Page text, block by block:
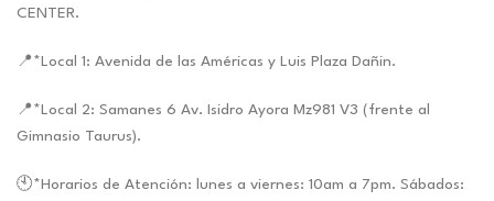
CENTER.
📍*Local 1: Avenida de las Américas y Luis Plaza Dañin.
📍*Local 2: Samanes 6 Av. Isidro Ayora Mz981 V3 (frente al
Gimnasio Taurus).
🕙*Horarios de Atención: lunes a viernes: 10am a 7pm. Sábados: